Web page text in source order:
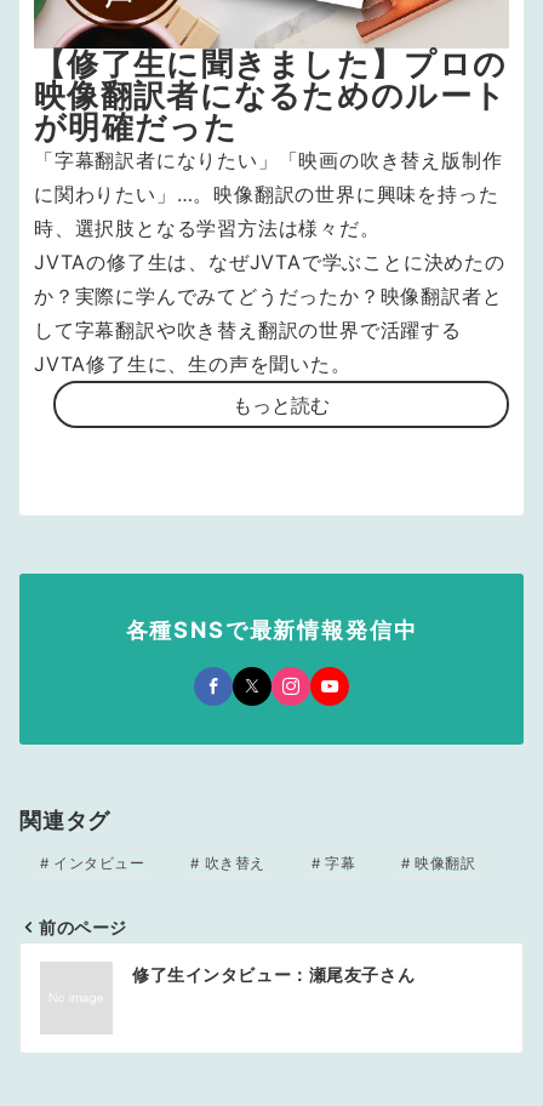
【修了生に聞きました】プロの
映像翻訳者になるためのルート
が明確だった
「字幕翻訳者になりたい」「映画の吹き替え版制作
に関わりたい」…。映像翻訳の世界に興味を持った
時、選択肢となる学習方法は様々だ。
JVTAの修了生は、なぜJVTAで学ぶことに決めたの
か？実際に学んでみてどうだったか？映像翻訳者と
して字幕翻訳や吹き替え翻訳の世界で活躍する
JVTA修了生に、生の声を聞いた。
もっと読む
各種SNSで最新情報発信中
関連タグ
インタビュー 吹き替え 字幕 映像翻訳
投
ナ
前のページ
修了生インタビュー：瀬尾友子さん